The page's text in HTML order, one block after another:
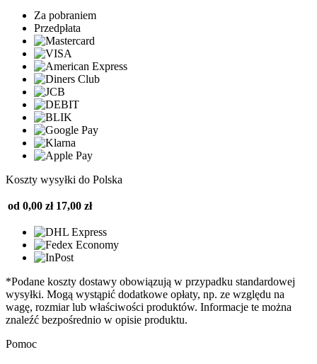
Za pobraniem
Przedpłata
Koszty wysyłki do Polska
od 0,00 zł 17,00 zł
*Podane koszty dostawy obowiązują w przypadku standardowej
wysyłki. Mogą wystąpić dodatkowe opłaty, np. ze względu na
wagę, rozmiar lub właściwości produktów. Informacje te można
znaleźć bezpośrednio w opisie produktu.
Pomoc